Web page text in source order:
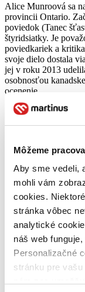
Môžeme
Aby sme vedeli,
mohli vám
cookies.
stránka vôbec
analytické
náš web
Personalizačné
stránku pre
Alice Munroová sa
provincii Ontario.
poviedok (Tanec
štyridsiatky. Je
poviedkariek a
svoje dielo dostala
jej v roku 2013
osobnosťou
ocenenie.
Čítať viac
Zoradiť
Bestsellery
Top hodnotené
Novinky
Najdrahšie
Najlacnejšie
Najvyššia